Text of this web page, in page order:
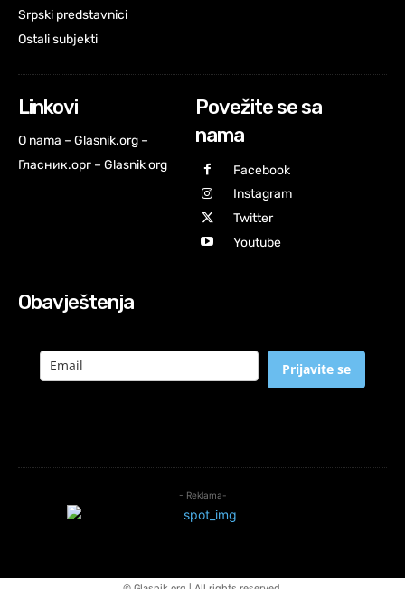
Srpski predstavnici
Ostali subjekti
Linkovi
O nama – Glasnik.org –
Гласник.орг – Glasnik org
Povežite se sa
nama
Facebook
Instagram
Twitter
Youtube
Obavještenja
Prijavite se
- Reklama-